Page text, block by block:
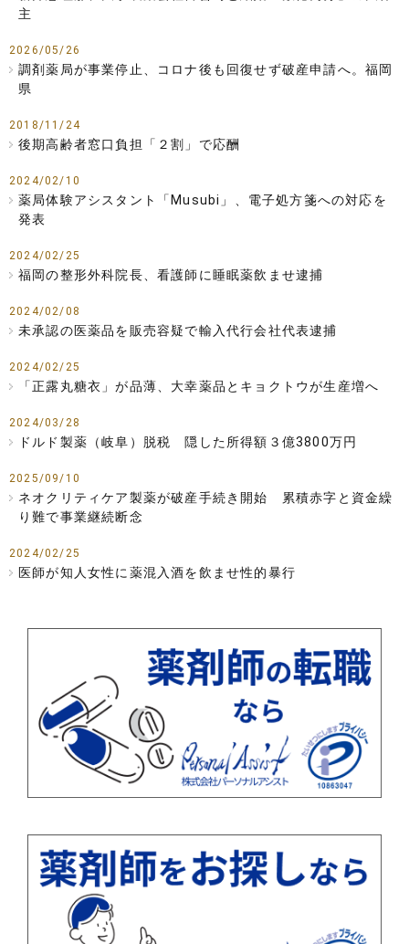
主
2026/05/26
調剤薬局が事業停止、コロナ後も回復せず破産申請へ。福岡
県
2018/11/24
後期高齢者窓口負担「２割」で応酬
2024/02/10
薬局体験アシスタント「Musubi」、電子処方箋への対応を
発表
2024/02/25
福岡の整形外科院長、看護師に睡眠薬飲ませ逮捕
2024/02/08
未承認の医薬品を販売容疑で輸入代行会社代表逮捕
2024/02/25
「正露丸糖衣」が品薄、大幸薬品とキョクトウが生産増へ
2024/03/28
ドルド製薬（岐阜）脱税 隠した所得額３億3800万円
2025/09/10
ネオクリティケア製薬が破産手続き開始 累積赤字と資金繰
り難で事業継続断念
2024/02/25
医師が知人女性に薬混入酒を飲ませ性的暴行